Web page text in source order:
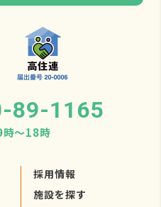
89-1165
時〜18時
採用情報
施設を探す